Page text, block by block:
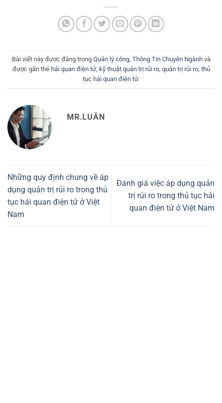
Bài viết này được đăng trong Quản lý công, Thông Tin Chuyên Ngànhvà
được gắn thẻ hải quan điện tử, kỹ thuật quản trị rủi ro, quản trị rủi ro, thủ
tục hải quan điện tử.
MR.LUÂN
Những quy định chung về áp
dụng quản trị rủi ro trong thủ
tục hải quan điện tử ở Việt
Nam
Đánh giá việc áp dụng quản
trị rủi ro trong thủ tục hải
quan điện tử ở Việt Nam